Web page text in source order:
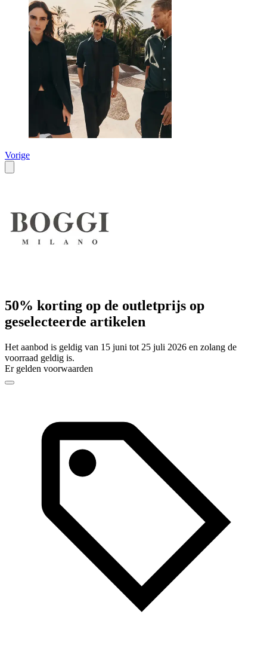
Vorige
50% korting op de outletprijs op
geselecteerde artikelen
Het aanbod is geldig van 15 juni tot 25 juli 2026 en zolang de
voorraad geldig is.
Er gelden voorwaarden